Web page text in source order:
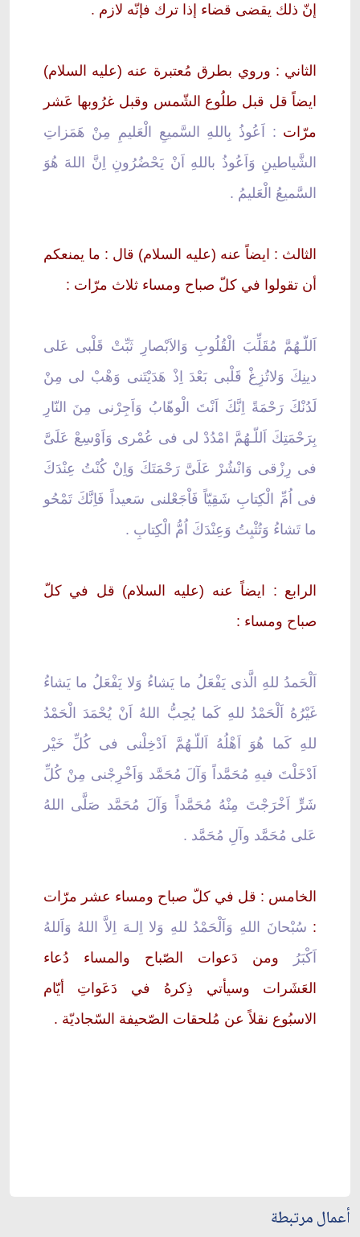
إنّ ذلك يقضى قضاء إذا ترك فإنّه لازم .
الثاني : وروي بطرق مُعتبرة عنه (عليه السلام)
ايضاً قل قبل طلُوع الشّمس وقبل غرُوبها عَشر
مرّات : اَعُوذُ بِاللهِ السَّميعِ الْعَليمِ مِنْ هَمَزاتِ
الشَّياطينِ وَاَعُوذُ باللهِ اَنْ يَحْضُرُونِ اِنَّ اللهَ هُوَ
السَّميعُ الْعَليمُ .
الثالث : ايضاً عنه (عليه السلام) قال : ما يمنعكم
أن تقولوا في كلّ صباح ومساء ثلاث مرّات :
اَللّـهُمَّ مُقَلِّبَ الْقُلُوبِ وَالاَبْصارِ ثَبِّتْ قَلْبى عَلى
دينِكَ وَلاتُزِغْ قَلْبى بَعْدَ اِذْ هَدَيْتَنى وَهْبْ لى مِنْ
لَدُنْكَ رَحْمَةً اِنَّكَ اَنْتَ الْوهّابُ وَاَجِرْنى مِنَ النّارِ
بِرَحْمَتِكَ اَللّـهُمَّ امْدُدْ لى فى عُمْرى وَاَوْسِعْ عَلَىَّ
فى رِزْقى وَانْشُرْ عَلَىَّ رَحْمَتَكَ وَاِنْ كُنْتُ عِنْدَكَ
فى اُمِّ الْكِتابِ شَقِيّاً فَاْجَعْلنى سَعيداً فَاِنَّكَ تَمْحُو
ما تَشاءُ وَتُثْبِتُ وَعِنْدَكَ اُمُّ الْكِتابِ .
الرابع : ايضاً عنه (عليه السلام) قل في كلّ
صباح ومساء :
اَلْحَمدُ للهِ الَّذى يَفْعَلُ ما يَشاءُ وَلا يَفْعَلُ ما يَشاءُ
غَيْرُهُ اَلْحَمْدُ للهِ كَما يُحِبُّ اللهُ اَنْ يُحْمَدَ الْحَمْدُ
للهِ كَما هُوَ اَهْلُهُ اَللّـهُمَّ اَدْخِلْنى فى كُلِّ خَيْر
اَدْخَلْتَ فيهِ مُحَمَّداً وَآلَ مُحَمَّد وَاَخْرِجْنى مِنْ كُلِّ
شَرٍّ اَخْرَجْتَ مِنْهُ مُحَمَّداً وَآلَ مُحَمَّد صَلَّى اللهُ
عَلى مُحَمَّد وآلِ مُحَمَّد .
الخامس : قل في كلّ صباح ومساء عشر مرّات
: سُبْحانَ اللهِ وَاَلْحَمْدُ للهِ وَلا اِلـهَ اِلاَّ اللهُ وَاَللهُ
اَكْبَرُ ومن دَعوات الصّباح والمساء دُعاء
العَشَرات وسيأتي ذِكرهُ في دَعَواتِ أيّام
الاسبُوع نقلاً عن مُلحقات الصّحيفة السّجاديّة .
أعمال مرتبطة